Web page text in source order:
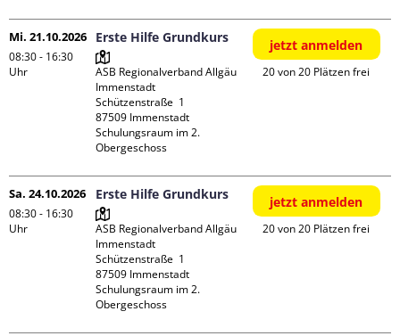
Mi. 21.10.2026
08:30 - 16:30
Uhr
Erste Hilfe Grundkurs
ASB Regionalverband Allgäu
Immenstadt
Schützenstraße  1
87509 Immenstadt
Schulungsraum im 2.
Obergeschoss
jetzt anmelden
20 von 20 Plätzen frei
Sa. 24.10.2026
08:30 - 16:30
Uhr
Erste Hilfe Grundkurs
ASB Regionalverband Allgäu
Immenstadt
Schützenstraße  1
87509 Immenstadt
Schulungsraum im 2.
Obergeschoss
jetzt anmelden
20 von 20 Plätzen frei